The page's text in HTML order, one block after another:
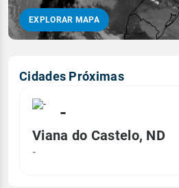
EXPLORAR MAPA
Cidades Próximas
-
Viana do Castelo, ND
-